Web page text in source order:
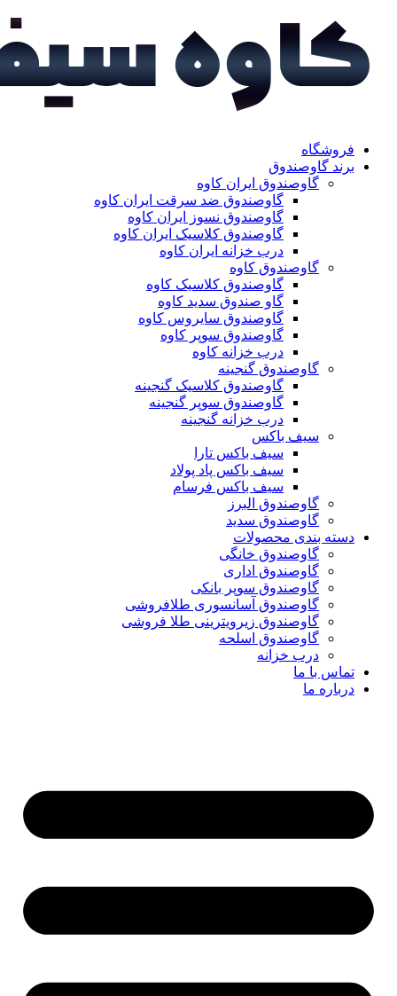
فروشگاه
برند گاوصندوق
گاوصندوق ایران کاوه
گاوصندوق ضد سرقت ایران کاوه
گاوصندوق نسوز ایران کاوه
گاوصندوق کلاسیک ایران کاوه
درب خزانه ایران کاوه
گاوصندوق کاوه
گاوصندوق کلاسیک کاوه
گاو صندوق سدید کاوه
گاوصندوق سایروس کاوه
گاوصندوق سوپر کاوه
درب خزانه کاوه
گاوصندوق گنجینه
گاوصندوق کلاسیک گنجینه
گاوصندوق سوپر گنجینه
درب خزانه گنجینه
سیف باکس
سیف باکس تارا
سیف باکس پاد پولاد
سیف باکس فرسام
گاوصندوق البرز
گاوصندوق سدید
دسته بندی محصولات
گاوصندوق خانگی
گاوصندوق اداری
گاوصندوق سوپر بانکی
گاوصندوق آسانسوری طلافروشی
گاوصندوق زیرویترینی طلا فروشی
گاوصندوق اسلحه
درب خزانه
تماس با ما
درباره ما